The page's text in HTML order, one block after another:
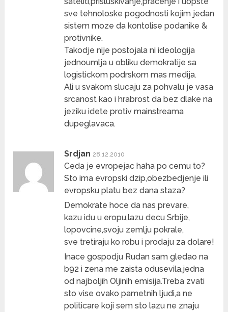
sve tehnoloske pogodnosti kojim jedan
sistem moze da kontolise podanike &
protivnike.
Takodje nije postojala ni ideologija
jednoumlja u obliku demokratije sa
logistickom podrskom mas medija.
Ali u svakom slucaju za pohvalu je vasa
srcanost kao i hrabrost da bez dlake na
jeziku idete protiv mainstreama
dupeglavaca.
Srdjan 28.12.2010
Ceda je evropejac haha po cemu to?
Sto ima evropski dzip,obezbedjenje ili
evropsku platu bez dana staza?
Demokrate hoce da nas prevare,
kazu idu u eropu,lazu decu Srbije,
lopovcine,svoju zemlju pokrale,
sve tretiraju ko robu i prodaju za dolare!
Inace gospodju Rudan sam gledao na
b92 i zena me zaista odusevila,jedna
od najboljih Oljinih emisija.Treba zvati
sto vise ovako pametnih ljudi,a ne
politicare koji sem sto lazu ne znaju